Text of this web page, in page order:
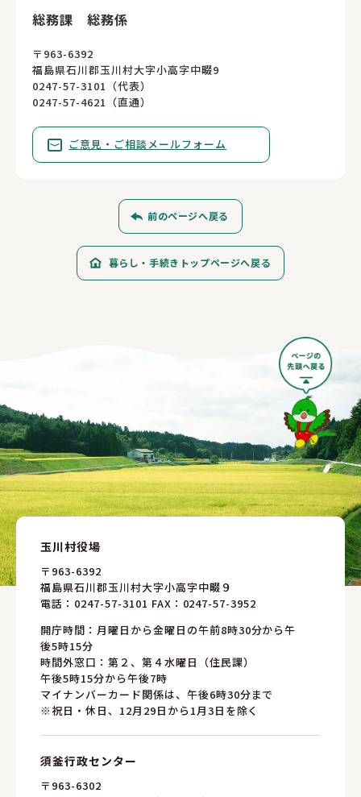
総務課 総務係
〒963-6392
福島県石川郡玉川村大字小高字中畷9
0247-57-3101（代表）
0247-57-4621（直通）
ご意見・ご相談メールフォーム
前のページへ戻る
暮らし・手続きトップページへ戻る
玉川村役場
〒963-6392
福島県石川郡玉川村大字小高字中畷９
電話： 0247-57-3101 FAX：0247-57-3952
開庁時間：月曜日から金曜日の午前8時30分から午
後5時15分
時間外窓口：第２、第４水曜日（住民課）
午後5時15分から午後7時
マイナンバーカード関係は、午後6時30分まで
※祝日・休日、12月29日から1月3日を除く
須釜行政センター
〒963-6302